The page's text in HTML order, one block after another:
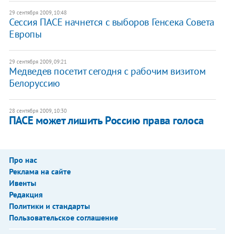
29 сентября 2009, 10:48
Сессия ПАСЕ начнется с выборов Генсека Совета
Европы
29 сентября 2009, 09:21
Медведев посетит сегодня с рабочим визитом
Белоруссию
28 сентября 2009, 10:30
ПАСЕ может лишить Россию права голоса
Про нас
Реклама на сайте
Ивенты
Редакция
Политики и стандарты
Пользовательское соглашение